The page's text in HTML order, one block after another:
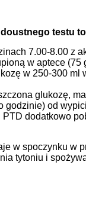
testu
7.00-8.00 z
w aptece (75
w 250-300 ml
glukozę,
od
dodatkowo
w spoczynku w
tytoniu i